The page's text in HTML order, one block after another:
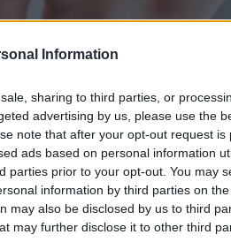
Information
sharing to third parties, or
advertising by us, please use the
note that after your opt-out request is
ads based on personal information
parties prior to your opt-out. You may
information by third parties on the
may also be disclosed by us to third
may further disclose it to other third
peuvent être douloureux et ne sont pas
rapidement.
bénigne, due à un virus très
une personne infectée. Elle se